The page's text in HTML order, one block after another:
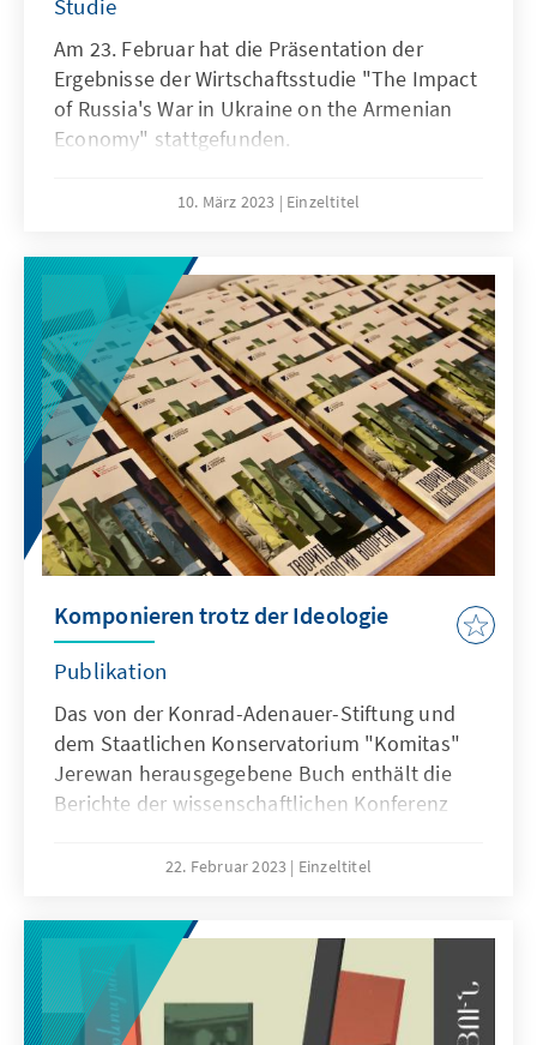
Studie
Am 23. Februar hat die Präsentation der
Ergebnisse der Wirtschaftsstudie "The Impact
of Russia's War in Ukraine on the Armenian
Economy" stattgefunden.
10. März 2023 Einzeltitel
Komponieren trotz der Ideologie
Publikation
Das von der Konrad-Adenauer-Stiftung und
dem Staatlichen Konservatorium "Komitas"
Jerewan herausgegebene Buch enthält die
Berichte der wissenschaftlichen Konferenz
Konservatoriums.22. Februar 2023 Einzeltitel